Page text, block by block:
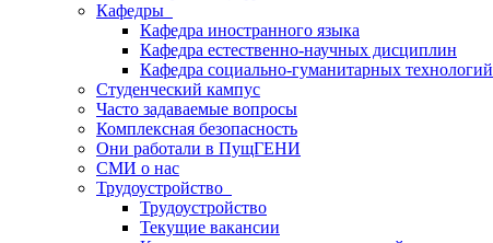
Кафедры
Кафедра иностранного языка
Кафедра естественно-научных дисциплин
Кафедра социально-гуманитарных технологий
Студенческий кампус
Часто задаваемые вопросы
Комплексная безопасность
Они работали в ПущГЕНИ
СМИ о нас
Трудоустройство
Трудоустройство
Текущие вакансии